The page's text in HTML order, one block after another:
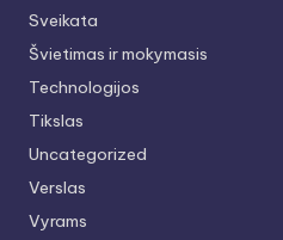
Sveikata
Švietimas ir mokymasis
Technologijos
Tikslas
Uncategorized
Verslas
Vyrams